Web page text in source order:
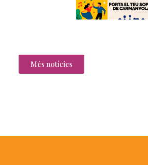
Més notícies